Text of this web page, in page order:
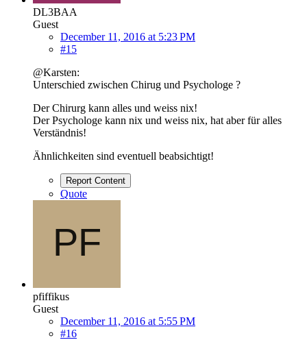
DL3BAA
Guest
December 11, 2016 at 5:23 PM
#15
@Karsten:
Unterschied zwischen Chirug und Psychologe ?
Der Chirurg kann alles und weiss nix!
Der Psychologe kann nix und weiss nix, hat aber für alles
Verständnis!
Ähnlichkeiten sind eventuell beabsichtigt!
Report Content
Quote
pfiffikus
Guest
December 11, 2016 at 5:55 PM
#16